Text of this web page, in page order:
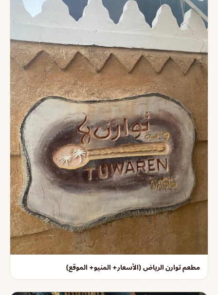
مطعم توارن الرياض (الأسعار+ المنيو+ الموقع)